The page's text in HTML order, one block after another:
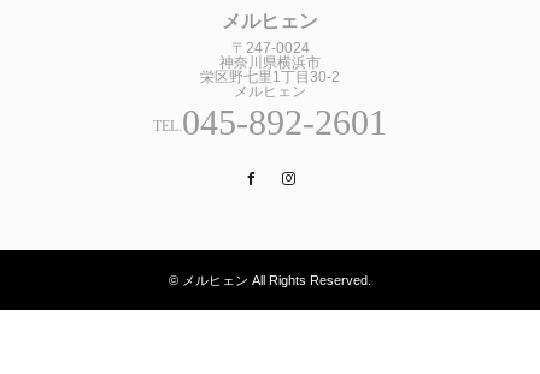
メルヒェン
〒247-0024
神奈川県横浜市
栄区野七里1丁目30-2
メルヒェン
TEL.045-892-2601
Facebook
© メルヒェン All Rights Reserved.